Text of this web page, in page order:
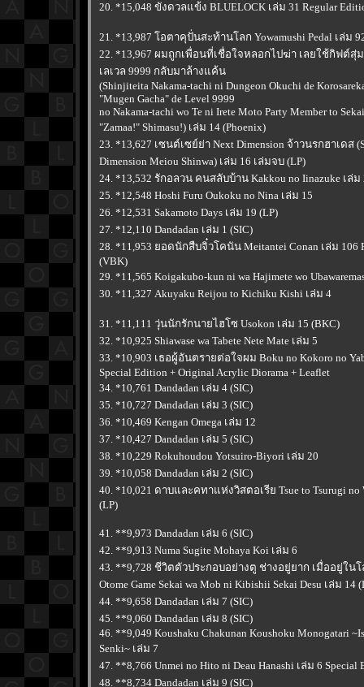
20. *15,048 ขังดวลแข้ง BLUELOCK เล่ม 31 Regular
21. *13,987 โอตาคุปั่นสะท้านโลก Yowamushi Pedal เล่ม
22. *13,967 ผมถูกเพื่อนที่เชื่อใจหลอกไปฆ่า เลยใช้กิฟต์สุ่
เลเวล 9999 กลับมาล้างแค้น
(Shinjiteita Nakama-tachi ni Dungeon Okuchi de
"Mugen Gacha" de Level 9999
no Nakama-tachi wo Te ni Irete Moto Party Member to
"Zamaa!" Shimasu!) เล่ม 14 (Phoenix)
23. *13,627 เซนต์เซย์ย่า Next Dimension จ้าวนรกฮาเดส
Dimension Meiou Shinwa) เล่ม 16 เล่มจบ (LP)
24. *13,532 รักอลวน คนสลับบ้าน Kakkou no Iinazuke เล่ม
25. *12,548 Hoshi Furu Oukoku no Nina เล่ม 15
26. *12,531 Sakamoto Days เล่ม 19 (LP)
27. *12,110 Dandadan เล่ม 1 (SIC)
28. *11,953 ยอดนักสืบจิ๋วโคนัน Meitantei Conan เล่ม 106
(VBK)
29. *11,565 Koigakubo-kun ni wa Hajimete wo
30. *11,327 Akuyaku Reijou to Kichiku Kishi เล่ม 4
31. *11,111 วุ่นนักรักนายไฮโซ Usokon เล่ม 15 (BKC)
32. *10,925 Shiawase wa Tabete Nete Mate เล่ม 5
33. *10,903 เธอผู้อันตรายต่อใจผม Boku no Kokoro no
Special Edition + Original Acrylic Diorama + Leaflet
34. *10,761 Dandadan เล่ม 4 (SIC)
35. *10,727 Dandadan เล่ม 3 (SIC)
36. *10,469 Kengan Omega เล่ม 12
37. *10,427 Dandadan เล่ม 5 (SIC)
38. *10,229 Rokuhoudou Yotsuiro-Biyori เล่ม 20
39. *10,058 Dandadan เล่ม 2 (SIC)
40. *10,021 ดาบและคทาแห่งวิสตอเรีย Tsue to Tsurugi no
(LP)
41. **9,973 Dandadan เล่ม 6 (SIC)
42. **9,913 Numa Sugite Mohaya Koi เล่ม 6
43. **9,728 ชีวิตตัวประกอบอย่างตู ช่างอยู่ยาก เมื่ออยู่ใน
Otome Game Sekai wa Mob ni Kibishii Sekai Desu เล่ม 14
44. **9,658 Dandadan เล่ม 7 (SIC)
45. **9,060 Dandadan เล่ม 8 (SIC)
46. **9,049 Koushaku Chakunan Koushoku Monogatari
Senki~ เล่ม 7
47. **8,766 Unmei no Hito ni Deau Hanashi เล่ม 6 Special
48. **8,734 Dandadan เล่ม 9 (SIC)